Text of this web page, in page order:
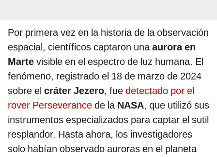
Por primera vez en la historia de la observación
espacial, científicos captaron unaaurora en
Marte visible en el espectro de luz humana. El
fenómeno, registrado el 18 de marzo de 2024
sobre el cráter Jezero, fue detectado por el
rover Perseverance de la NASA, que utilizó sus
instrumentos especializados para captar el sutil
resplandor. Hasta ahora, los investigadores
solo habían observado auroras en el planeta